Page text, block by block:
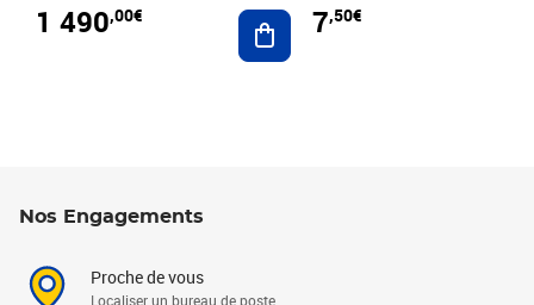
1 490,00€ Ajouter au panier
7,50€
Nos Engagements
Proche de vous
Localiser un bureau de poste